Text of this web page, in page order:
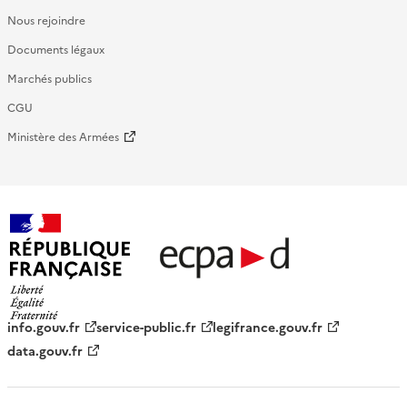
Nous rejoindre
Documents légaux
Marchés publics
CGU
Ministère des Armées
française - ECPAD
info.gouv.fr service-public.fr
legifrance.gouv.fr
data.gouv.fr